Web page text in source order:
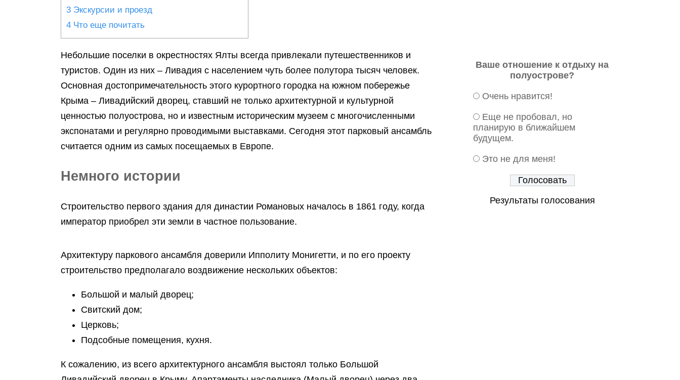
3 Экскурсии и проезд
4 Что еще почитать
Небольшие поселки в окрестностях Ялты всегда привлекали путешественников и
туристов. Один из них – Ливадия с населением чуть более полутора тысяч человек.
Основная достопримечательность этого курортного городка на южном побережье
Крыма – Ливадийский дворец, ставший не только архитектурной и культурной
ценностью полуострова, но и известным историческим музеем с многочисленными
экспонатами и регулярно проводимыми выставками. Сегодня этот парковый ансамбль
считается одним из самых посещаемых в Европе.
Немного истории
Строительство первого здания для династии Романовых началось в 1861 году, когда
император приобрел эти земли в частное пользование.
Архитектуру паркового ансамбля доверили Ипполиту Монигетти, и по его проекту
строительство предполагало воздвижение нескольких объектов:
Большой и малый дворец;
Свитский дом;
Церковь;
Подсобные помещения, кухня.
К сожалению, из всего архитектурного ансамбля выстоял только Большой
Ваше отношение к отдыху на
полуострове?
Очень нравится!
Еще не пробовал, но
планирую в ближайшем
будущем.
Это не для меня!
Результаты голосования